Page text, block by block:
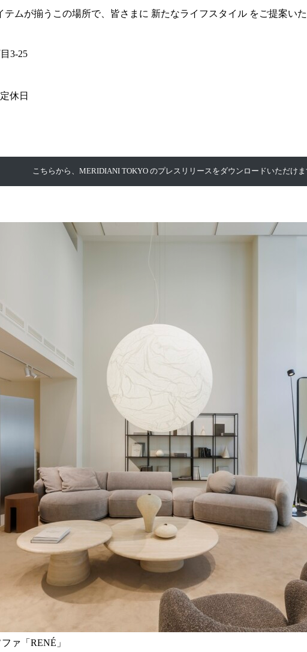
テムが揃うこの場所で、皆さまに 新たなライフスタイル をご提案い
3-25
休日
こちらから、MERIDIANI TOKYO のプレスリリースをダウンロードいただけま
ァ「RENÉ」